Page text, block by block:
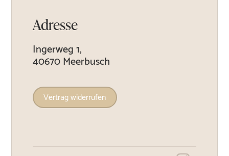
Adresse
Ingerweg 1,
40670 Meerbusch
Vertrag widerrufen